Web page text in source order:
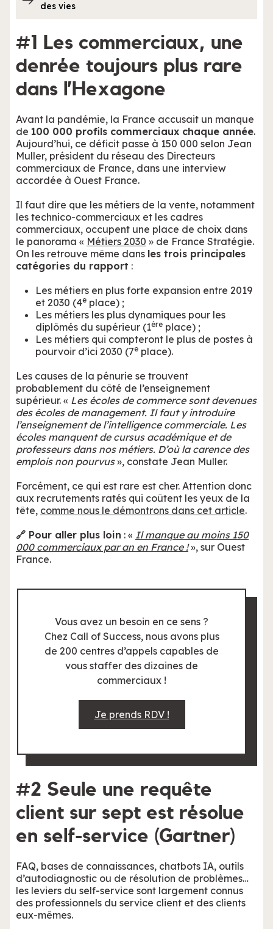
des vies
#1 Les commerciaux, une
denrée toujours plus rare
dans l’Hexagone
Avant la pandémie, la France accusait un manque
de 100 000 profils commerciaux chaque année.
Aujourd’hui, ce déficit passe à 150 000 selon Jean
Muller, président du réseau des Directeurs
commerciaux de France, dans une interview
accordée à Ouest France.
Il faut dire que les métiers de la vente, notamment
les technico-commerciaux et les cadres
commerciaux, occupent une place de choix dans
le panorama « Métiers 2030 » de France Stratégie.
On les retrouve même dans les trois principales
catégories du rapport :
Les métiers en plus forte expansion entre 2019
et 2030 (4e place) ;
Les métiers les plus dynamiques pour les
diplômés du supérieur (1ère place) ;
Les métiers qui compteront le plus de postes à
pourvoir d’ici 2030 (7e place).
Les causes de la pénurie se trouvent
probablement du côté de l’enseignement
supérieur. « Les écoles de commerce sont devenues
des écoles de management. Il faut y introduire
l’enseignement de l’intelligence commerciale. Les
écoles manquent de cursus académique et de
professeurs dans nos métiers. D’où la carence des
emplois non pourvus», constate Jean Muller.
Forcément, ce qui est rare est cher. Attention donc
aux recrutements ratés qui coûtent les yeux de la
tête, comme nous le démontrons dans cet article.
🔗 Pour aller plus loin : « Il manque au moins 150
000 commerciaux par an en France !», sur Ouest
France.
Vous avez un besoin en ce sens ?
Chez Call of Success, nous avons plus
de 200 centres d’appels capables de
vous staffer des dizaines de
commerciaux !
Je prends RDV !
#2 Seule une requête
client sur sept est résolue
en self-service (Gartner)
FAQ, bases de connaissances, chatbots IA, outils
d’autodiagnostic ou de résolution de problèmes…
les leviers du self-service sont largement connus
des professionnels du service client et des clients
eux-mêmes.